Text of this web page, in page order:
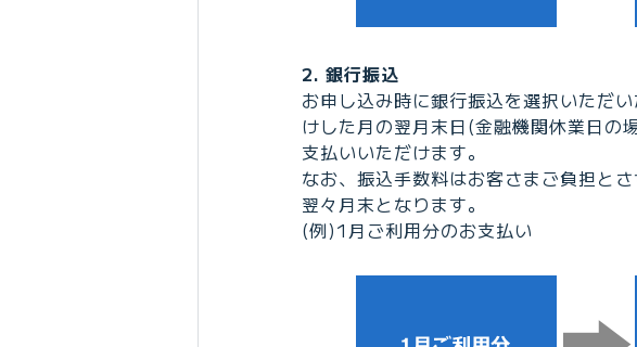
2. 銀行振込
お申し込み時に銀行振込を選択いただ
けした月の翌月末日(金融機関休業日の
支払いいただけます。
なお、振込手数料はお客さまご負担と
翌々月末となります。
(例)1月ご利用分のお支払い